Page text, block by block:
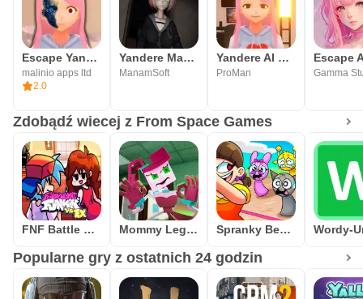
Escape Yandere AI Girlfriend
malinio apps ltd
2.0
Yandere Magomusume
ManamSoft
Yandere AI Virtual Girlfriend
ProMan
Zdobądź wiecej z From Space Games
FNF Battle Dance all Mods Mommy Legs Spider Hide N Seek Spranky Beatbox Survival
Popularne gry z ostatnich 24 godzin